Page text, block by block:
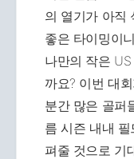
의 열기가 아직
좋은 타이밍이
나만의 작은
까요? 이번 대
분간 많은 골퍼
름 시즌 내내
펴줄 것으로 기